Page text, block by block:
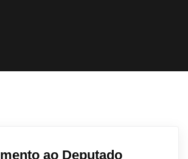
ao Deputado